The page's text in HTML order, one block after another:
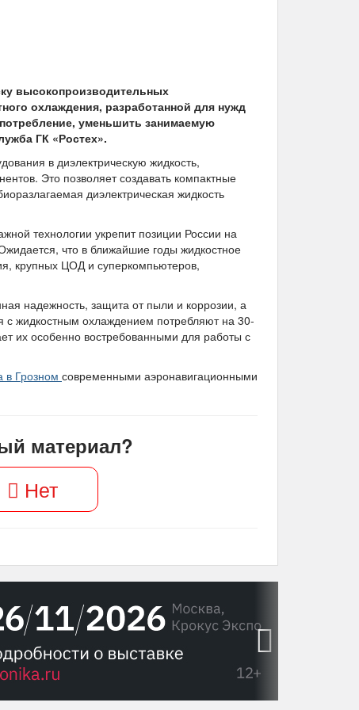
высокопроизводительных
охлаждения, разработанной для нужд
уменьшить занимаемую
ГК «Ростех».
в диэлектрическую жидкость,
Это позволяет создавать компактные
диэлектрическая жидкость
технологии укрепит позиции России на
что в ближайшие годы жидкостное
крупных ЦОД и суперкомпьютеров,
надежность, защита от пыли и коррозии, а
с жидкостным охлаждением потребляют на 30-
их особенно востребованными для работы с
в Грозном современными аэронавигационными
материал?
Нет